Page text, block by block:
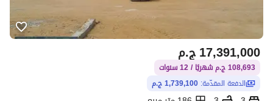
ج.م17,391,000
108,693 ج.م شهريًا / 12 سنوات
الدفعة المقدّمة: 1,739,100 ج.م